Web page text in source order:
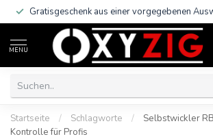
Gratisgeschenk aus einer vorgegebenen
MENU
Startseite / Schlagworte /
Selbstwickler
Kontrolle für Profis